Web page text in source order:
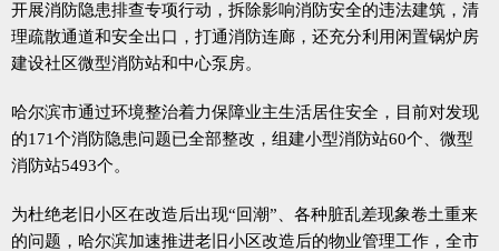
开展消防隐患排查专项行动，拆除影响消防安全的违法建筑，清
理疏散通道和安全出口，打通消防连廊，还充分利用闲置锅炉房
建设社区微型消防站和中心泵房。
哈尔滨市通过环境整治着力保障业主生活居住安全，目前对发现
的171个消防隐患问题已全部整改，组建小型消防站60个、微型
消防站5493个。
为杜绝老旧小区在改造后出现“回潮”、各种脏乱差现象卷土重来
的问题，哈尔滨加速推进老旧小区改造后的物业管理工作，全市